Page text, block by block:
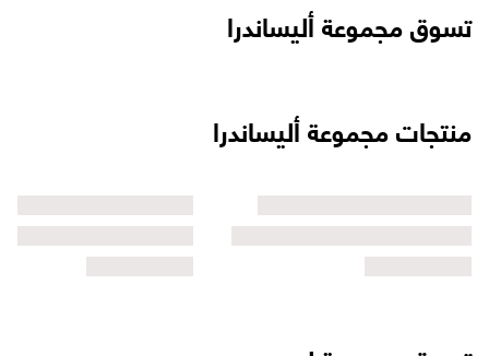
تسوق مجموعة أليساندرا
منتجات مجموعة أليساندرا